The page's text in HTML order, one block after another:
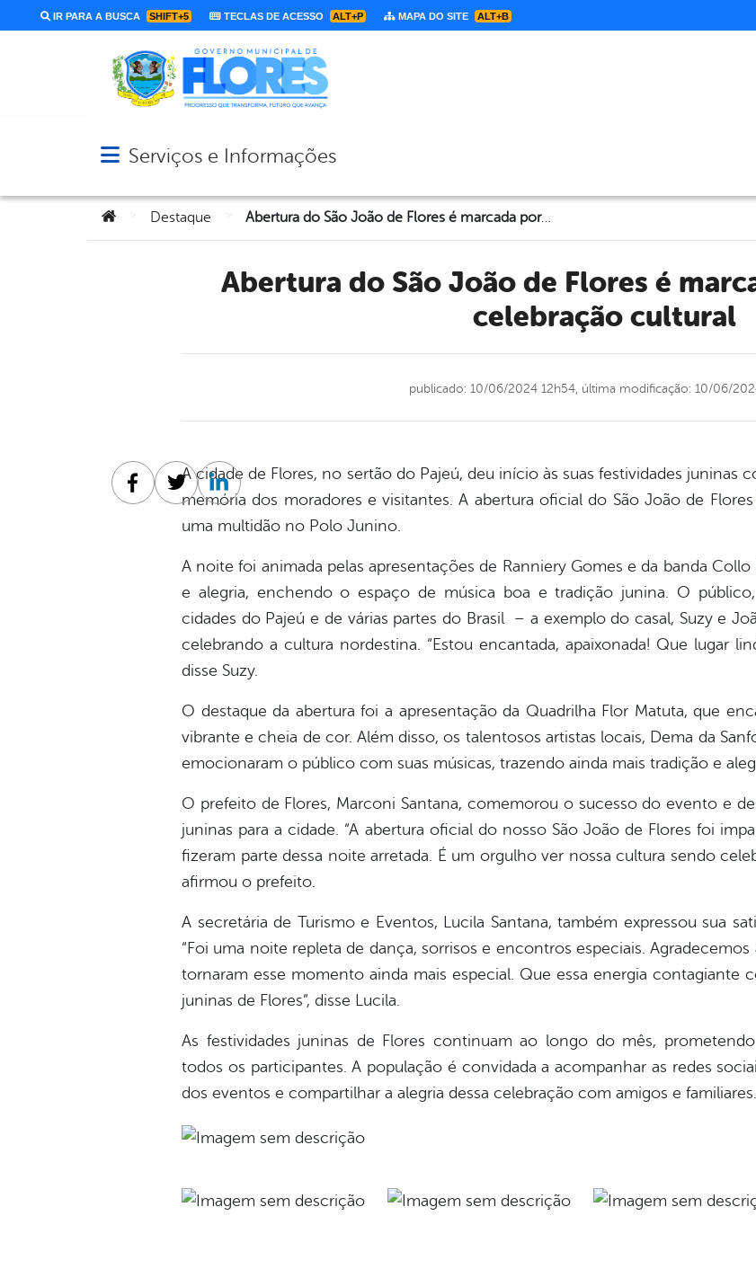
IR PARA A BUSCA SHIFT+5 TECLAS DE ACESSO ALT+P MAPA DO SITE ALT+B
Abrir menu principal de navegação
Serviços e Informações
Você está aqui:
Destaque Abertura do São João de Flores é marcada por sucesso e celebração cultural
Abertura do São João de Flores é marcada por sucesso e
celebração cultural
publicado: 10/06/2024 12h54, última modificação: 10/06/
A cidade de Flores, no sertão do Pajeú, deu início às suas festividades juninas
memória dos moradores e visitantes. A abertura oficial do São João de
uma multidão no Polo Junino.
A noite foi animada pelas apresentações de Ranniery Gomes e da banda
e alegria, enchendo o espaço de música boa e tradição junina. O
cidades do Pajeú e de várias partes do Brasil – a exemplo do casal, Suzy e
celebrando a cultura nordestina. “Estou encantada, apaixonada! Que lugar
disse Suzy.
O destaque da abertura foi a apresentação da Quadrilha Flor Matuta, que
vibrante e cheia de cor. Além disso, os talentosos artistas locais, Dema da
emocionaram o público com suas músicas, trazendo ainda mais tradição e
O prefeito de Flores, Marconi Santana, comemorou o sucesso do evento e
juninas para a cidade. “A abertura oficial do nosso São João de Flores foi
fizeram parte dessa noite arretada. É um orgulho ver nossa cultura sendo
afirmou o prefeito.
A secretária de Turismo e Eventos, Lucila Santana, também expressou sua
“Foi uma noite repleta de dança, sorrisos e encontros especiais.
tornaram esse momento ainda mais especial. Que essa energia contagiante
juninas de Flores”, disse Lucila.
As festividades juninas de Flores continuam ao longo do mês,
todos os participantes. A população é convidada a acompanhar as redes
dos eventos e compartilhar a alegria dessa celebração com amigos e familiares.
Facebook
TwitterLinkedin